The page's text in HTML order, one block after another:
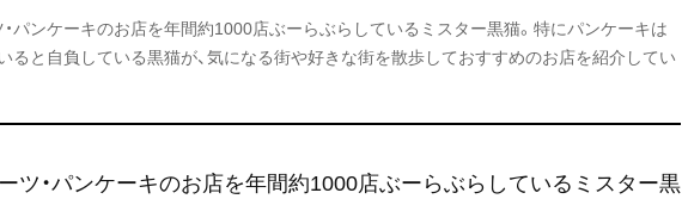
・パンケーキのお店を年間約1000店ぶーらぶらしているミスター黒猫。特にパンケーキは
ると自負している黒猫が、気になる街や好きな街を散歩しておすすめのお店を紹介してい
ツ・パンケーキのお店を年間約1000店ぶーらぶらしているミスター黒